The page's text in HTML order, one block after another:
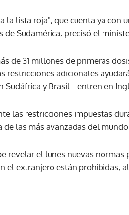
a nuestro boletín.
la lista roja", que cuenta ya con
Sudamérica, precisó el
de 31 millones de primeras
restricciones adicionales
y Brasil-- entren en
las restricciones impuestas
las más avanzadas del mundo.
revelar el lunes nuevas normas
el extranjero están prohibidas,